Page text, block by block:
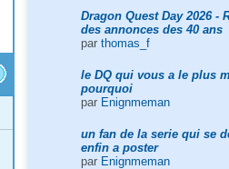
Dragon Quest Day 2026 -
des annonces des 40 ans
par thomas_f
le DQ qui vous a le plus
pourquoi
par Enignmeman
un fan de la serie qui se
enfin a poster
par Enignmeman